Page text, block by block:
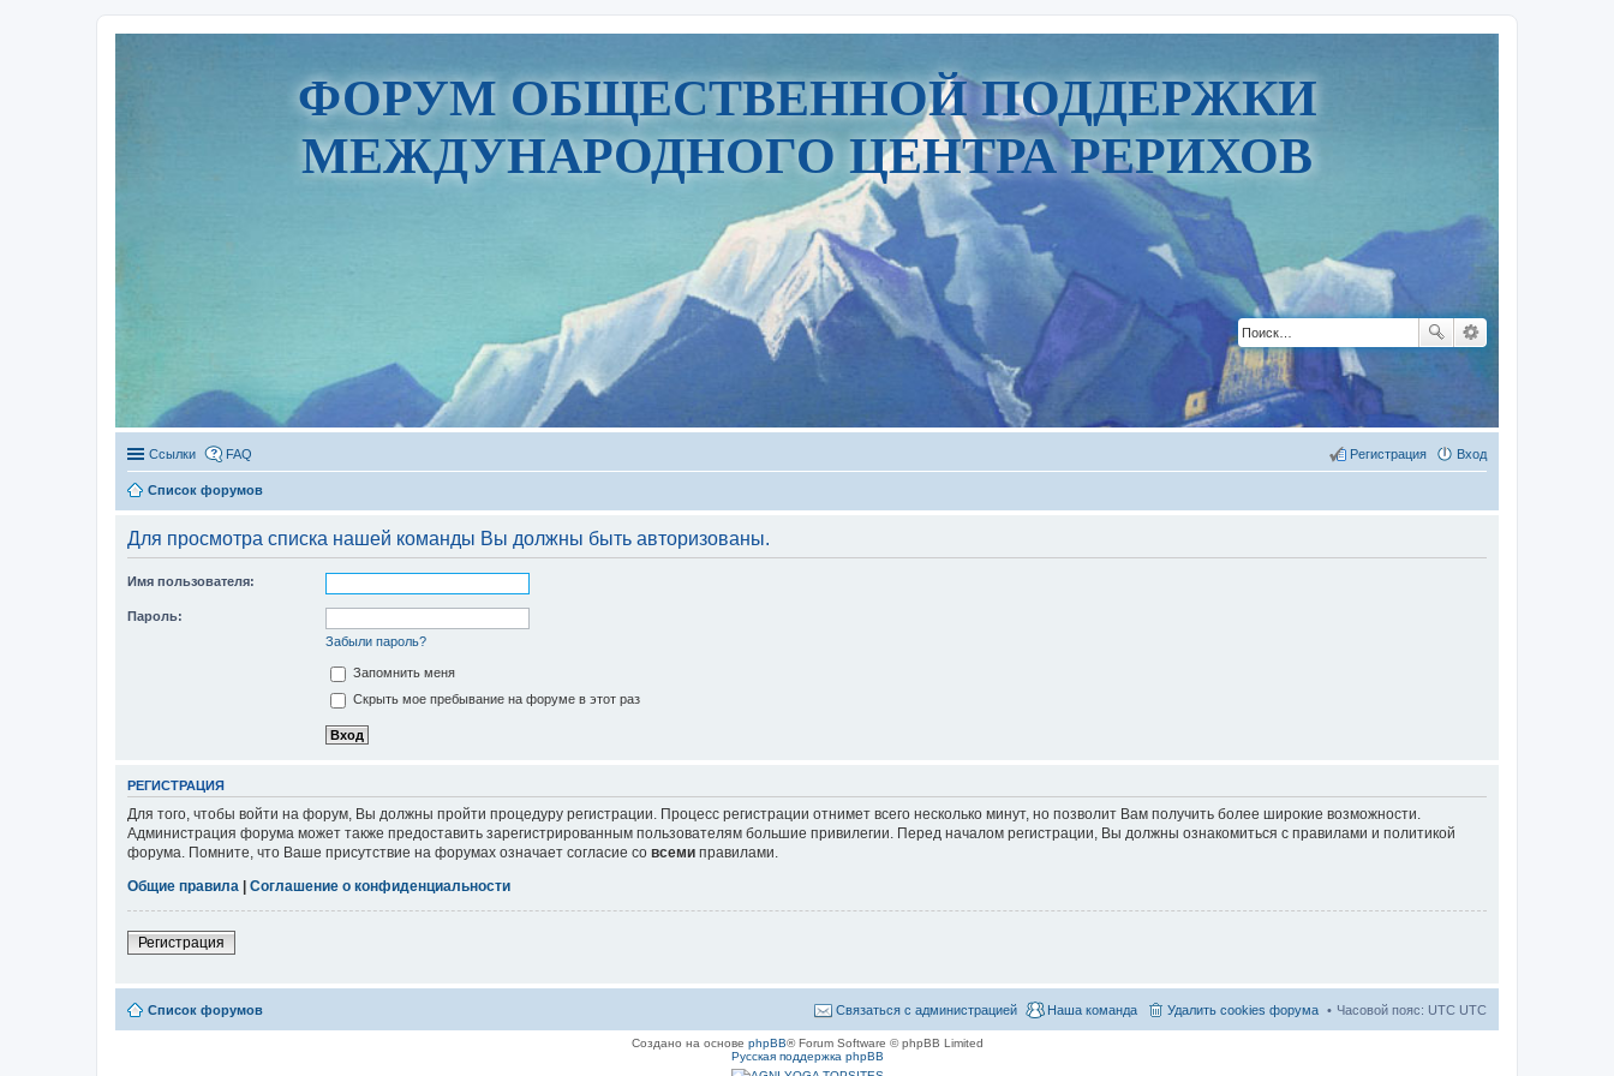
ФОРУМ ОБЩЕСТВЕННОЙ ПОДДЕРЖКИ
МЕЖДУНАРОДНОГО ЦЕНТРА РЕРИХОВ
Ссылки FAQ Вход
Регистрация
Список форумов
Для просмотра списка нашей команды Вы должны быть авторизованы.
Имя пользователя:
Пароль:
Забыли пароль?
Запомнить меня
Скрыть мое пребывание на форуме в этот раз
РЕГИСТРАЦИЯ
Для того, чтобы войти на форум, Вы должны пройти процедуру регистрации. Процесс регистрации отнимет всего несколько минут, но позволит Вам получить более широкие возможности.
Администрация форума может также предоставить зарегистрированным пользователям большие привилегии. Перед началом регистрации, Вы должны ознакомиться с правилами и политикой
форума. Помните, что Ваше присутствие на форумах означает согласие со всеми правилами.
Общие правила | Соглашение о конфиденциальности
Регистрация
Список форумов Часовой пояс: UTC UTC
Удалить cookies форума
Наша команда
Связаться с администрацией
Создано на основе phpBB® Forum Software © phpBB Limited
Русская поддержка phpBB